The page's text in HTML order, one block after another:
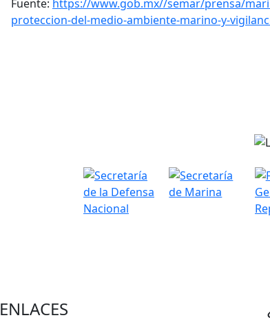
Fuente: https://www.gob.mx//semar/prensa/
proteccion-del-medio-ambiente-marino-y-
ENLACES